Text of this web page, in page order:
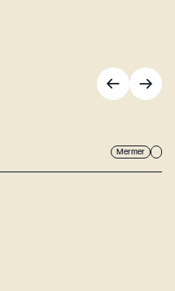
Mermer